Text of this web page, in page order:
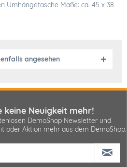
Umhängetasche Maße: ca. 45 x 38
angesehen
keine Neuigkeit mehr!
DemoShop Newsletter und
oder Aktion mehr aus dem DemoShop.